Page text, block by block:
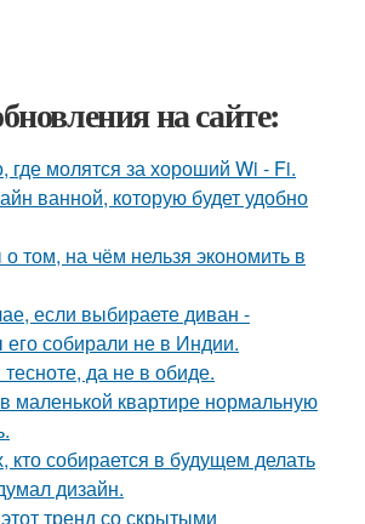
на сайте:
где молятся за хороший Wi - Fi.
ванной, которую будет удобно
том, на чём нельзя экономить в
если выбираете диван -
его собирали не в Индии.
тесноте, да не в обиде.
маленькой квартире нормальную
кто собирается в будущем делать
дизайн.
тренд со скрытыми